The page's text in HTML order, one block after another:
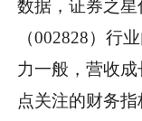
数据，证券之
（002828）行
力一般，营收
点关注的财务